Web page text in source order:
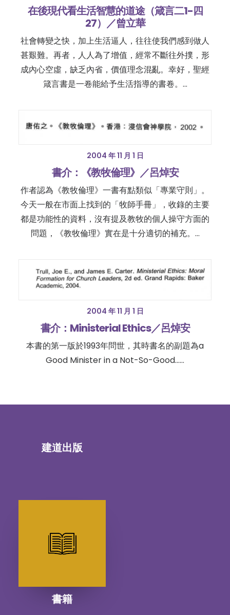
在後現代看生活智慧的道途（箴言二1-四
27）／曾立華
社會轉變之快，加上生活逼人，往往使我們感到做人
甚艱難。再者，人人為了增值，經常不斷往外撲，形
成內心空虛，缺乏內省，價值理念混亂。幸好，聖經
箴言書是一卷能給予生活指導的書卷。…
2004 年 11 月 1 日
書介：《教牧倫理》／呂焯安
作者認為《教牧倫理》一書有點類似「專業守則」。
今天一般在市面上找到的「牧師手冊」，收錄的主要
都是功能性的資料，沒有提及教牧的個人操守方面的
問題，《教牧倫理》實在是十分適切的補充。…
2004 年 11 月 1 日
書介：Ministerial Ethics／呂焯安
本書的第一版於1993年問世，其時書名的副題為a
Good Minister in a Not-So-Good……
建道出版
書籍